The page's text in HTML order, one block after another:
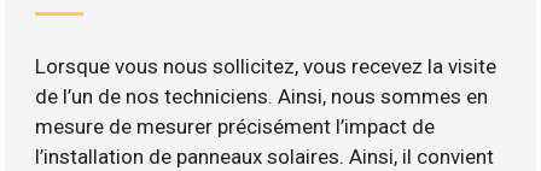
Lorsque vous nous sollicitez, vous recevez la visite
de l’un de nos techniciens. Ainsi, nous sommes en
mesure de mesurer précisément l’impact de
l’installation de panneaux solaires. Ainsi, il convient